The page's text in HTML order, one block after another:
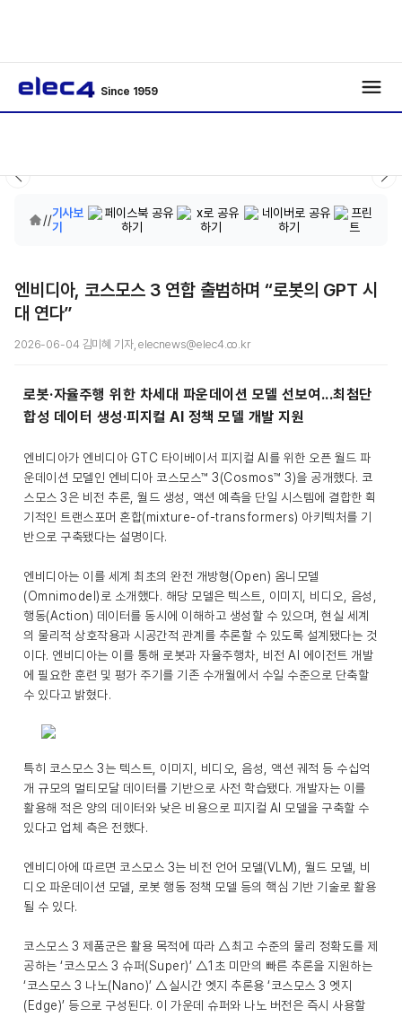
Since 1959
//기사보
기
엔비디아, 코스모스 3 연합 출범하며 “로봇의 GPT 시
대 연다”
2026-06-04 김미혜 기자, elecnews@elec4.co.kr
로봇·자율주행 위한 차세대 파운데이션 모델 선보여...최첨단
합성 데이터 생성·피지컬 AI 정책 모델 개발 지원
엔비디아가 엔비디아 GTC 타이베이서 피지컬 AI를 위한 오픈 월드 파
운데이션 모델인 엔비디아 코스모스™ 3(Cosmos™ 3)을 공개했다. 코
스모스 3은 비전 추론, 월드 생성, 액션 예측을 단일 시스템에 결합한 획
기적인 트랜스포머 혼합(mixture-of-transformers) 아키텍처를 기
반으로 구축됐다는 설명이다.
엔비디아는 이를 세계 최초의 완전 개방형(Open) 옴니모델
(Omnimodel)로 소개했다. 해당 모델은 텍스트, 이미지, 비디오, 음성,
행동(Action) 데이터를 동시에 이해하고 생성할 수 있으며, 현실 세계
의 물리적 상호작용과 시공간적 관계를 추론할 수 있도록 설계됐다는 것
이다. 엔비디아는 이를 통해 로봇과 자율주행차, 비전 AI 에이전트 개발
에 필요한 훈련 및 평가 주기를 기존 수개월에서 수일 수준으로 단축할
수 있다고 밝혔다.
특히 코스모스 3는 텍스트, 이미지, 비디오, 음성, 액션 궤적 등 수십억
개 규모의 멀티모달 데이터를 기반으로 사전 학습됐다. 개발자는 이를
활용해 적은 양의 데이터와 낮은 비용으로 피지컬 AI 모델을 구축할 수
있다고 업체 측은 전했다.
엔비디아에 따르면 코스모스 3는 비전 언어 모델(VLM), 월드 모델, 비
디오 파운데이션 모델, 로봇 행동 정책 모델 등의 핵심 기반 기술로 활용
될 수 있다.
코스모스 3 제품군은 활용 목적에 따라 △최고 수준의 물리 정확도를 제
공하는 ‘코스모스 3 슈퍼(Super)’ △1초 미만의 빠른 추론을 지원하는
‘코스모스 3 나노(Nano)’ △실시간 엣지 추론용 ‘코스모스 3 엣지
(Edge)’ 등으로 구성된다. 이 가운데 슈퍼와 나노 버전은 즉시 사용할